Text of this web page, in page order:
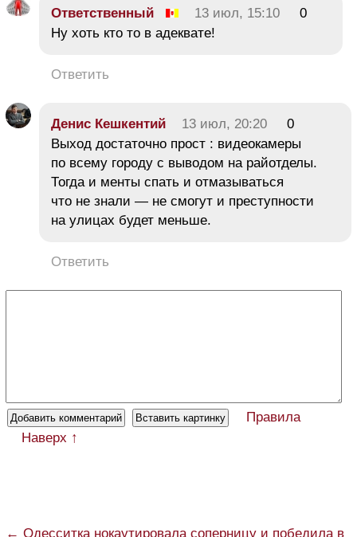
Ответственный 13 июл, 15:10
0
Ну хоть кто то в адеквате!
Ответить
Денис Кешкентий 13 июл, 20:20
0
Выход достаточно прост : видеокамеры
по всему городу с выводом на райотделы.
Тогда и менты спать и отмазываться
что не знали — не смогут и преступности
на улицах будет меньше.
Ответить
Правила
Наверх ↑
← Одесситка нокаутировала соперницу и победила в